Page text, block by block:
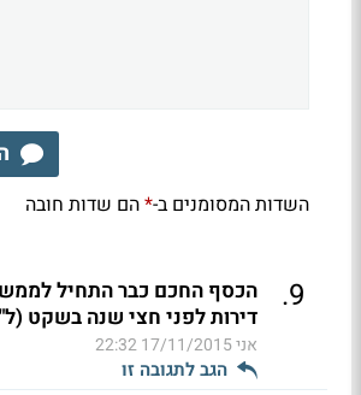
השדות המסומנים ב-*הם שדות חובה
9
.
הכסף החכם כבר התחיל לממש
דירות לפני חצי שנה בשקט
אני17/11/2015 22:32
הגב לתגובה זו